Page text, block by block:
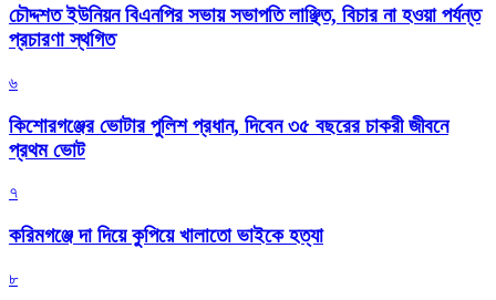
চৌদ্দশত ইউনিয়ন বিএনপির সভায় সভাপতি লাঞ্ছিত, বিচার না হওয়া পর্যন্ত
প্রচারণা স্থগিত
৬
কিশোরগঞ্জের ভোটার পুলিশ প্রধান, দিবেন ৩৫ বছরের চাকরী জীবনে
প্রথম ভোট
৭
করিমগঞ্জে দা দিয়ে কুপিয়ে খালাতো ভাইকে হত্যা
৮